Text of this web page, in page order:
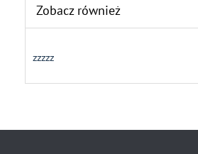
Zobacz również
zzzzz